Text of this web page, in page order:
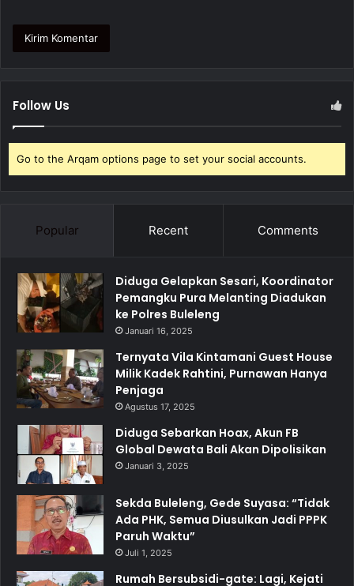
Follow Us
Go to the Arqam options page to set your social accounts.
Popular Recent Comments
Diduga Gelapkan Sesari, Koordinator
Pemangku Pura Melanting Diadukan
ke Polres Buleleng
Januari 16, 2025
Ternyata Vila Kintamani Guest House
Milik Kadek Rahtini, Purnawan Hanya
Penjaga
Agustus 17, 2025
Diduga Sebarkan Hoax, Akun FB
Global Dewata Bali Akan Dipolisikan
Januari 3, 2025
Sekda Buleleng, Gede Suyasa: “Tidak
Ada PHK, Semua Diusulkan Jadi PPPK
Paruh Waktu”
Juli 1, 2025
Rumah Bersubsidi-gate: Lagi, Kejati